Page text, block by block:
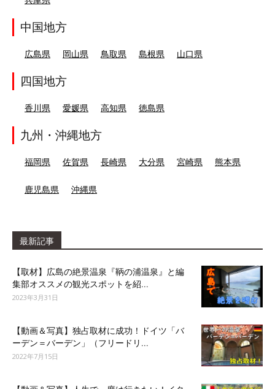
中国地方
広島県 岡山県 鳥取県 島根県 山口県
四国地方
香川県 愛媛県 高知県 徳島県
九州・沖縄地方
福岡県 佐賀県 長崎県 大分県 宮崎県 熊本県
鹿児島県 沖縄県
最新記事
【取材】広島の絶景温泉『鞆の浦温泉』と編
集部オススメの観光スポットを紹...
2023年3月31日
【動画＆写真】独占取材に成功！ドイツ「バ
ーデン＝バーデン」（フリードリ...
2022年7月15日